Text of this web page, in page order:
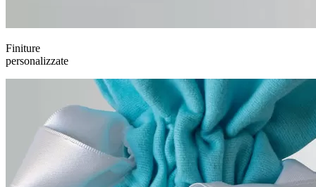
Finiture
personalizzate